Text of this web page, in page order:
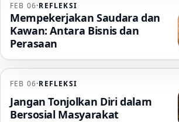
FEB 06·REFLEKSI
Mempekerjakan Saudara dan
Kawan: Antara Bisnis dan
Perasaan
FEB 06·REFLEKSI
Jangan Tonjolkan Diri dalam
Bersosial Masyarakat